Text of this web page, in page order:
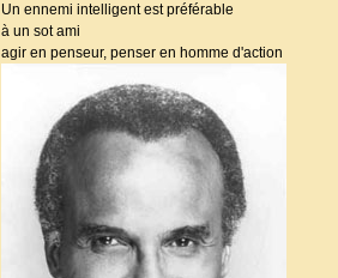
Un ennemi intelligent est préférable
à un sot ami
agir en penseur, penser en homme d'action